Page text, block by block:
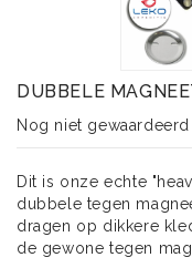
DUBBELE
Nog niet gewaardeerd
Dit is onze echte
dubbele tegen
dragen op dikkere
de gewone tegen